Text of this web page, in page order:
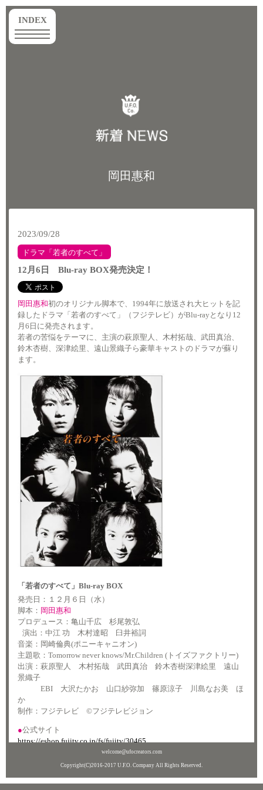
INDEXtoggle
navigation
岡田惠和
2023/09/28
ドラマ「若者のすべて」
12月6日 Blu-ray BOX発売決定！
岡田惠和初のオリジナル脚本で、1994年に放送され大ヒットを記
録したドラマ「若者のすべて」（フジテレビ）がBlu-rayとなり12
月6日に発売されます。
若者の苦悩をテーマに、主演の萩原聖人、木村拓哉、武田真治、
鈴木杏樹、深津絵里、遠山景織子ら豪華キャストのドラマが蘇り
ます。
「若者のすべて」Blu-ray BOX
発売日：１２月６日（水）
脚本： 岡田惠和
プロデュース：亀山千広 杉尾敦弘
演出：中江 功 木村達昭 臼井裕詞
音楽：岡崎倫典(ポニーキャニオン)
主題歌：Tomorrow never knows/Mr.Children (トイズファクトリー)
出演：萩原聖人 木村拓哉 武田真治 鈴木杏樹深津絵里 遠山
景織子
EBI 大沢たかお 山口紗弥加 篠原涼子 川島なお美 ほ
か
制作：フジテレビ ©フジテレビジョン
●公式サイト
https://eshop.fujitv.co.jp/fs/fujitv/30465
welcome@ufocreators.com
Copyright(C)2016-2017 U.F.O. Company All Rights Reserved.